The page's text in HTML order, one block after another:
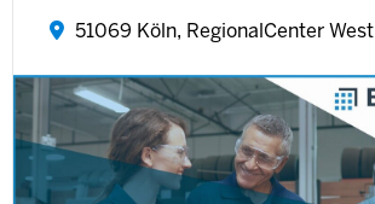
51069 Köln, RegionalCenter West